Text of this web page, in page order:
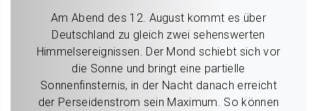
Am Abend des 12. August kommt es über
Deutschland zu gleich zwei sehenswerten
Himmelsereignissen. Der Mond schiebt sich vor
die Sonne und bringt eine partielle
Sonnenfinsternis, in der Nacht danach erreicht
der Perseidenstrom sein Maximum. So können